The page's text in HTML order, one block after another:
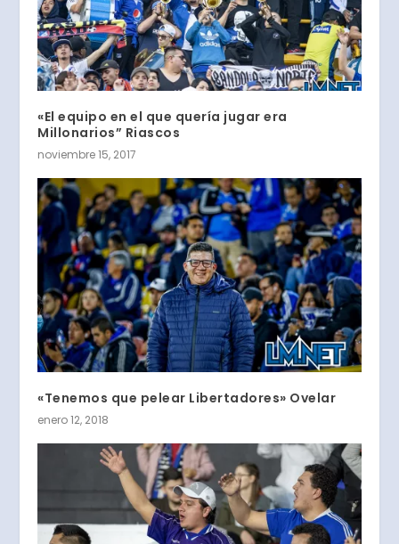
«El equipo en el que quería jugar era
Millonarios” Riascos
noviembre 15, 2017
«Tenemos que pelear Libertadores» Ovelar
enero 12, 2018